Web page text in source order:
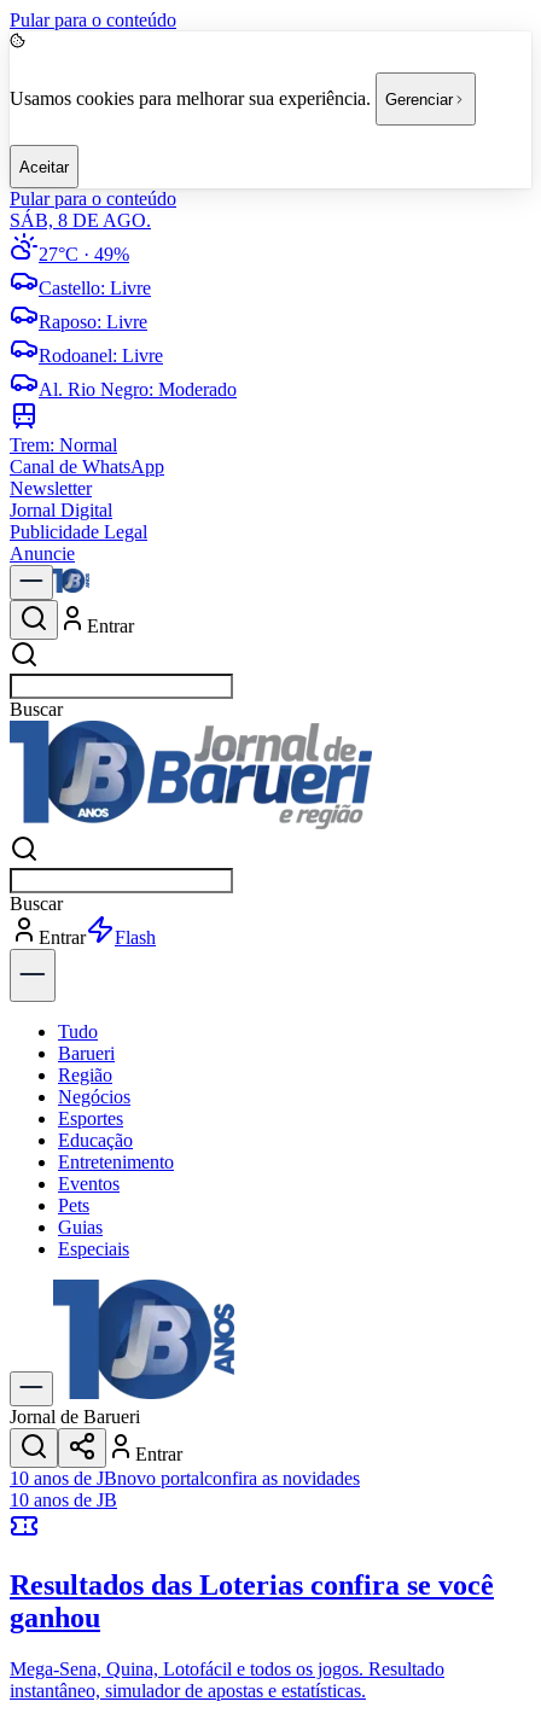
Pular para o conteúdo
Usamos cookies para melhorar sua experiência. Gerenciar
Aceitar
Pular para o conteúdo
SÁB, 8 DE AGO.
27°C · 49%
Castello: Livre
Raposo: Livre
Rodoanel: Livre
Al. Rio Negro: Moderado
Trem: Normal
Canal de WhatsApp
Newsletter
Jornal Digital
Publicidade Legal
Anuncie
Entrar
Buscarn
Buscarn
Entrar
Explorar
Tudo
Barueri
Região
Negócios
Esportes
Educação
Entretenimento
Eventos
Pets
Guias
Especiais
Explore Tudo
Últimas Notícias
Previsão do Tempo
Trânsito e Rotas
Dia a Dia & Lazer
Transportes
Gastronomia
Cinema & Shows
JogosNovo
Anuncie no Portal
Cadastrar Empresa
Divulgar Vagas
Política
Jornal de Barueri
Entrar
10 anos de JBnovo portalconfira as novidades
10 anos de JB
Resultados das Loterias confira se você
ganhou
Mega-Sena, Quina, Lotofácil e todos os jogos. Resultado
instantâneo, simulador de apostas e estatísticas.